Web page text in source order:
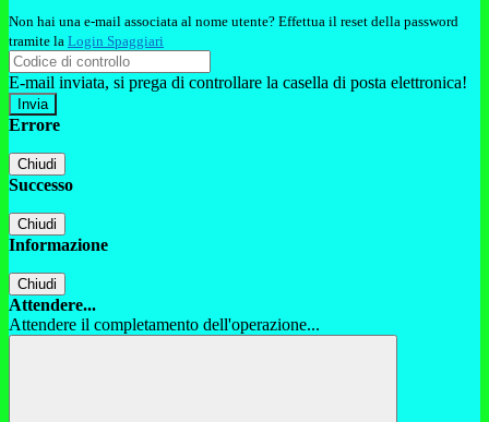
Non hai una e-mail associata al nome utente? Effettua il reset della password
tramite la Login Spaggiari
E-mail inviata, si prega di controllare la casella di posta elettronica!
Errore
Chiudi
Successo
Chiudi
Informazione
Chiudi
Attendere...
Attendere il completamento dell'operazione...